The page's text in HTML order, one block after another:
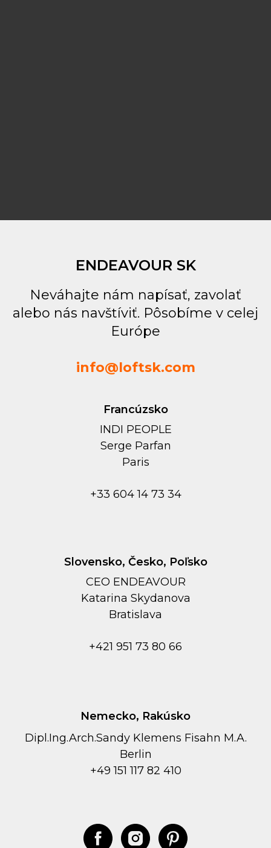
ENDEAVOUR SK
Neváhajte nám napísať, zavolať
alebo nás navštíviť. Pôsobíme v celej
Európe
info@loftsk.com
Francúzsko
INDI PEOPLE
Serge Parfan
Paris
+33 604 14 73 34
Slovensko, Česko, Poľsko
CEO ENDEAVOUR
Kаtarina Skydanova
Bratislava
+421 951 73 80 66
Nemecko, Rakúsko
Dipl.Ing.Arch.Sandy Klemens Fisahn M.A.
Berlin
+49 151 117 82 410